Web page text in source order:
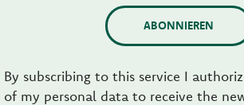
ABONNIEREN
By subscribing to this service I
of my personal data to receive the